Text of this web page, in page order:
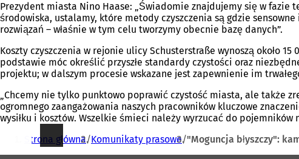
Prezydent miasta Nino Haase: „Świadomie znajdujemy się w fazie
środowiska, ustalamy, które metody czyszczenia są gdzie
rozwiązań – właśnie w tym celu tworzymy obecnie bazę danych”.
Koszty czyszczenia w rejonie ulicy Schusterstraße wynoszą około
podstawie móc określić przyszłe standardy czystości oraz
projektu; w dalszym procesie wskazane jest zapewnienie im
„Chcemy nie tylko punktowo poprawić czystość miasta, ale także
ogromnego zaangażowania naszych pracowników kluczowe
wysiłku i kosztów. Wszelkie śmieci należy wyrzucać do
Jesteś
tutaj:
Strona główna Komunikaty prasowe "Moguncja błyszczy":